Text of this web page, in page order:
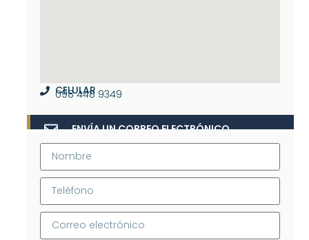
CELULAR
098 448 9349
ENVÍA UN CORREO ELECTRÓNICO